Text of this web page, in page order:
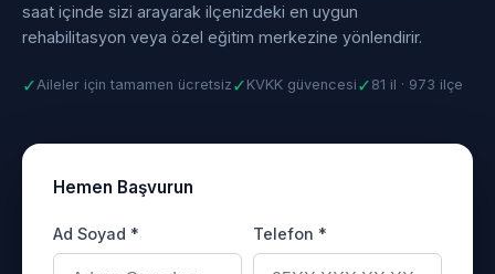
saat içinde sizi arayarak ilçenizdeki en uygun
rehabilitasyon veya özel eğitim merkezine yönlendirir.
✓Aileler için tamamen ücretsiz ✓ KVKK güvencesi ✓ 81 il · 973 ilçe
Hemen Başvurun
Ad Soyad * Telefon *